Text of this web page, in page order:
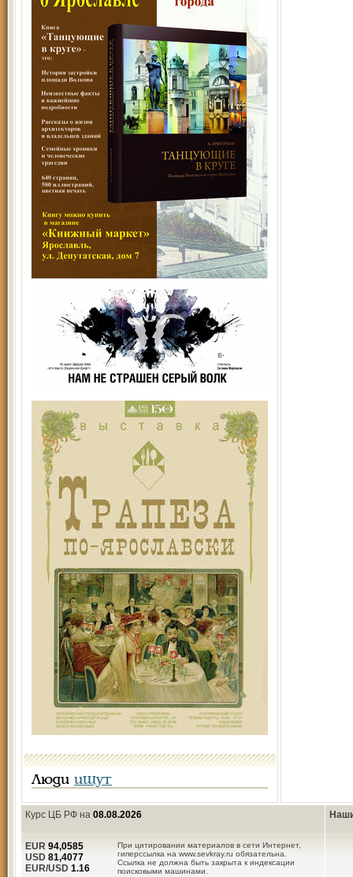
Люди ищут
Курс ЦБ РФ на 08.08.2026
При цитировании материалов в сети Интернет,
гиперссылка на www.sevkray.ru обязательна.
Ссылка не должна быть закрыта к индексации
поисковыми машинами.
EUR 94,0585
USD 81,4077
EUR/USD 1.16